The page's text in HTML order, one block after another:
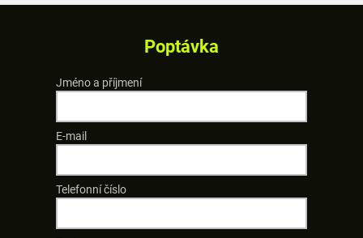
Poptávka
Jméno a příjmení
E-mail
Telefonní číslo